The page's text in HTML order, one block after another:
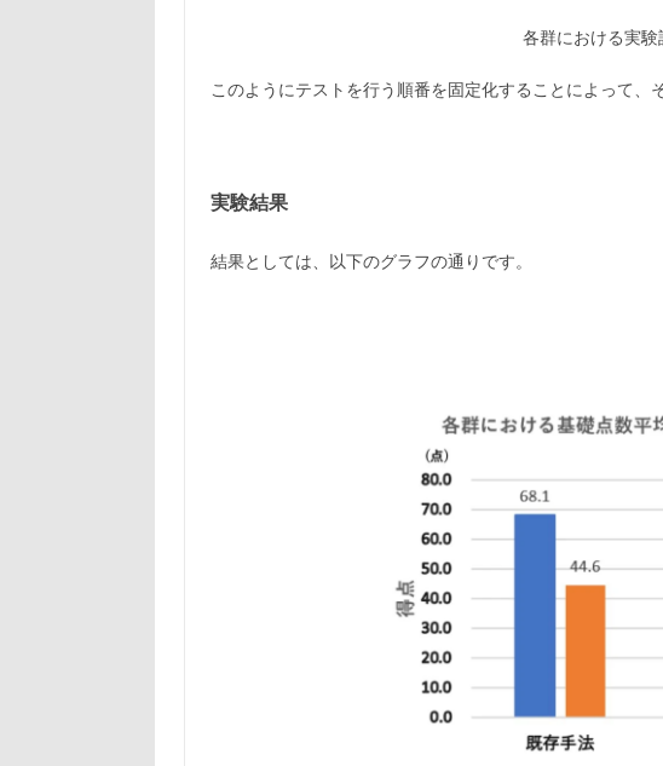
各群における実験
このようにテストを行う順番を固定化することによって、
実験結果
結果としては、以下のグラフの通りです。